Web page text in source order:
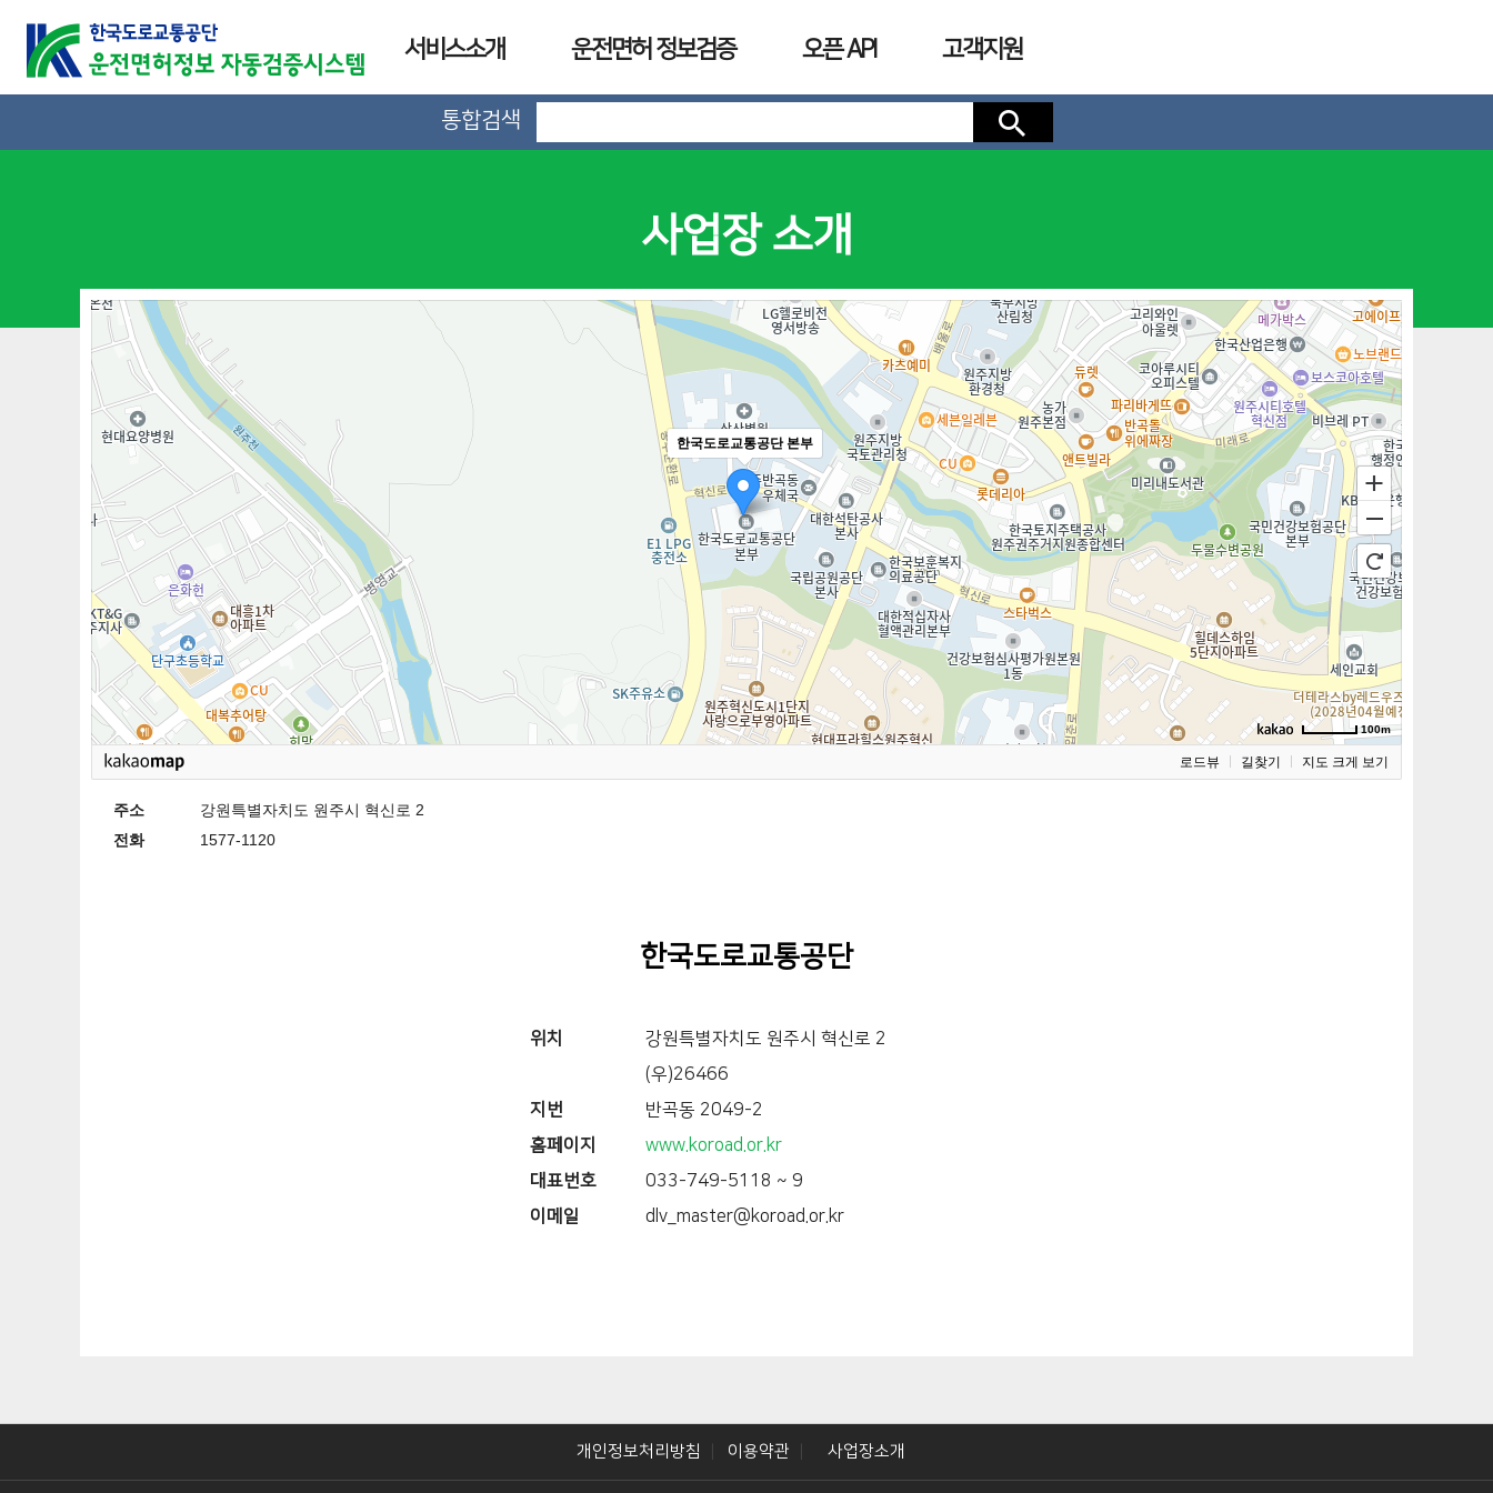
서비스소개 운전면허 정보검증 오픈 API 고객지원
통합검색 검색
사업장 소개
한국도로교통공단 본부
100m
로드뷰 길찾기 지도 크게 보기
주소
강원특별자치도 원주시 혁신로 2
전화
1577-1120
한국도로교통공단
위치
강원특별자치도 원주시 혁신로 2
(우)26466
지번
반곡동 2049-2
홈페이지
www.koroad.or.kr
대표번호
033-749-5118 ~ 9
이메일
dlv_master@koroad.or.kr
개인정보처리방침 이용약관 사업장소개